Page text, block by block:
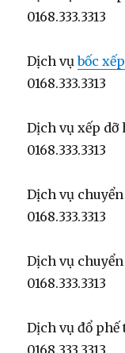
0168.333.3313
Dịch vụbốc
0168.333.3313
Dịch vụ xếp dỡ
0168.333.3313
Dịch vụ
0168.333.3313
Dịch vụ
0168.333.3313
Dịch vụ đổ phế
0168.333.3313